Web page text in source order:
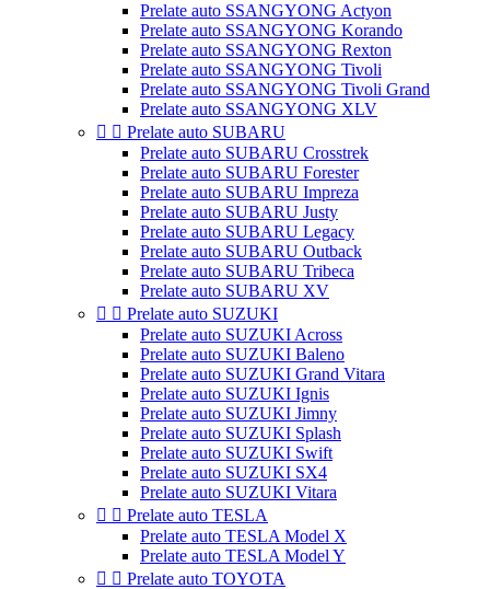
Prelate auto SSANGYONG Actyon
Prelate auto SSANGYONG Korando
Prelate auto SSANGYONG Rexton
Prelate auto SSANGYONG Tivoli
Prelate auto SSANGYONG Tivoli Grand
Prelate auto SSANGYONG XLV
  Prelate auto SUBARU
Prelate auto SUBARU Crosstrek
Prelate auto SUBARU Forester
Prelate auto SUBARU Impreza
Prelate auto SUBARU Justy
Prelate auto SUBARU Legacy
Prelate auto SUBARU Outback
Prelate auto SUBARU Tribeca
Prelate auto SUBARU XV
  Prelate auto SUZUKI
Prelate auto SUZUKI Across
Prelate auto SUZUKI Baleno
Prelate auto SUZUKI Grand Vitara
Prelate auto SUZUKI Ignis
Prelate auto SUZUKI Jimny
Prelate auto SUZUKI Splash
Prelate auto SUZUKI Swift
Prelate auto SUZUKI SX4
Prelate auto SUZUKI Vitara
  Prelate auto TESLA
Prelate auto TESLA Model X
Prelate auto TESLA Model Y
  Prelate auto TOYOTA